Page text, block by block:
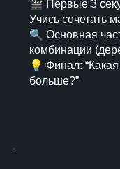
🎬 Первые 3
Учись сочетать
🔍 Основная
комбинации
💡 Финал:
больше?”
⁃